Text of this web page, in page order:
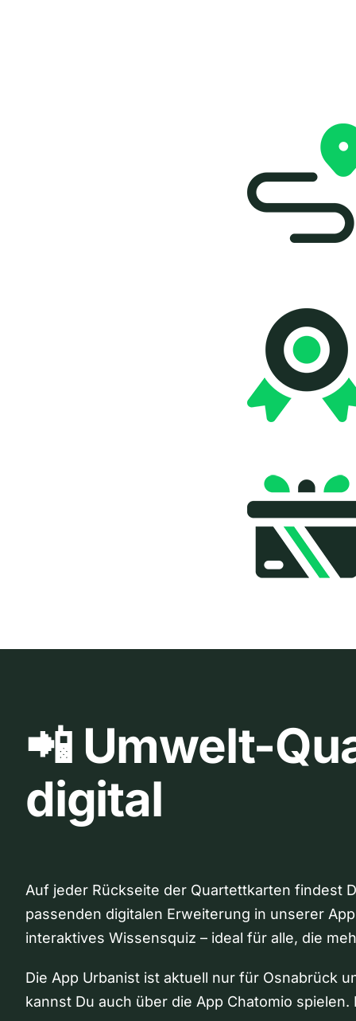
📲 Umwelt-
digital
Auf jeder Rückseite der Quartettkarten findest
passenden digitalen Erweiterung in unserer
interaktives Wissensquiz – ideal für alle, die
Die App Urbanist ist aktuell nur für Osnabrück
kannst Du auch über die App Chatomio